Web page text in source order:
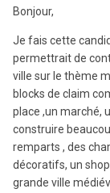
Bonjour,
Je fais cette
permettrait de
ville sur le thème
blocks de claim
place ,un marché,
construire
remparts , des
décoratifs, un
grande ville